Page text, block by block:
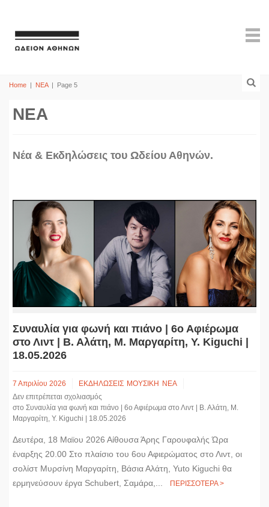
Home | ΝΕΑ | Page 5
ΝΕΑ
Νέα & Εκδηλώσεις του Ωδείου Αθηνών.
Συναυλία για φωνή και πιάνο | 6ο Αφιέρωμα
στο Λιντ | Β. Αλάτη, Μ. Μαργαρίτη, Y. Kiguchi |
18.05.2026
7 Απριλίου 2026 ΕΚΔΗΛΩΣΕΙΣ ΜΟΥΣΙΚΗ ΝΕΑ
Δεν επιτρέπεται σχολιασμός
στο Συναυλία για φωνή και πιάνο | 6ο Αφιέρωμα στο Λιντ | Β. Αλάτη, Μ.
Μαργαρίτη, Y. Kiguchi | 18.05.2026
Δευτέρα, 18 Μαϊου 2026 Αίθουσα Άρης Γαρουφαλής Ώρα
έναρξης 20.00 Στο πλαίσιο του 6ου Αφιερώματος στο Λιντ, οι
σολίστ Μυρσίνη Μαργαρίτη, Βάσια Αλάτη, Yuto Kiguchi θα
ερμηνεύσουν έργα Schubert, Σαμάρα,...
ΠΕΡΙΣΣΟΤΕΡΑ >